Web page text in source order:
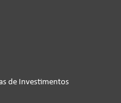
de Investimentos